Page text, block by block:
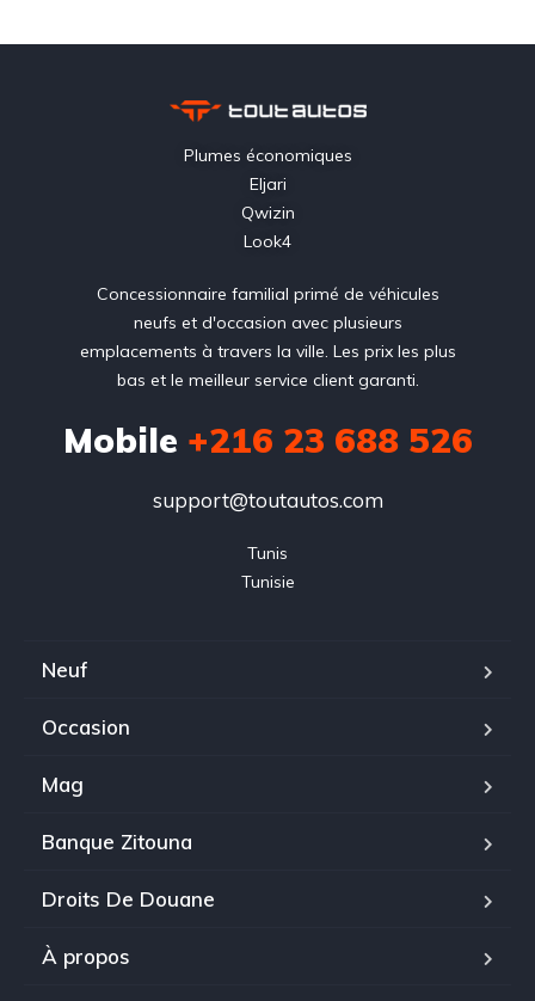
Plumes économiques
Eljari
Qwizin
Look4
Concessionnaire familial primé de véhicules
neufs et d'occasion avec plusieurs
emplacements à travers la ville. Les prix les plus
bas et le meilleur service client garanti.
Mobile +216 23 688 526
support@toutautos.com
Tunis
Tunisie
Neuf
Occasion
Mag
Banque Zitouna
Droits De Douane
À propos